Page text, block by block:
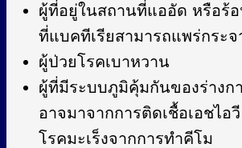
ผู้ที่อยู่ในสถานที่แออัด หรือร้
ที่แบคทีเรียสามารถแพร่กระจ
ผู้ป่วยโรคเบาหวาน
ผู้ที่มีระบบภูมิคุ้มกันของร่างก
อาจมาจากการติดเชื้อเอชไอ
โรคมะเร็งจากการทำคีโม